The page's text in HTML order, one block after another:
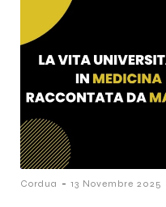
Cordua - 13 Novembre 2025